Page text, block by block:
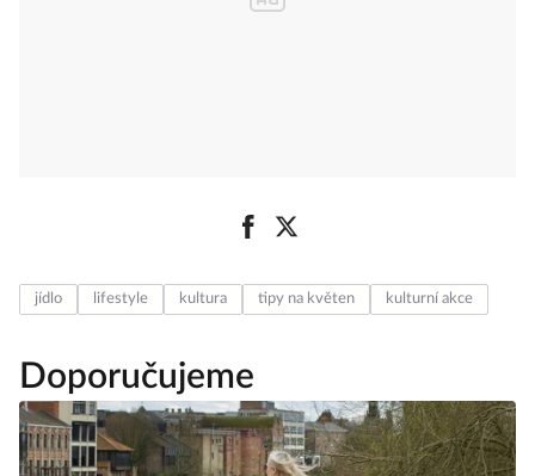
jídlo lifestyle kultura tipy na květen kulturní akce
Doporučujeme